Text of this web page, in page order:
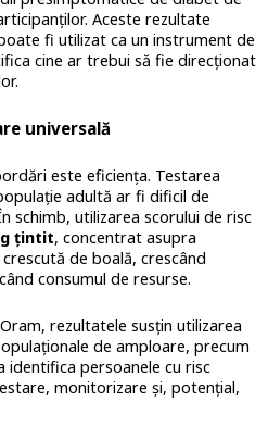
Aceste rezultate
fi utilizat ca un instrument de
cine ar trebui să fie direcționat
universală
este eficiența. Testarea
adultă ar fi dificil de
schimb, utilizarea scorului de risc
țintit, concentrat asupra
de boală, crescând
consumul de resurse.
rezultatele susțin utilizarea
de amploare, precum
identifica persoanele cu risc
monitorizare și, potențial,